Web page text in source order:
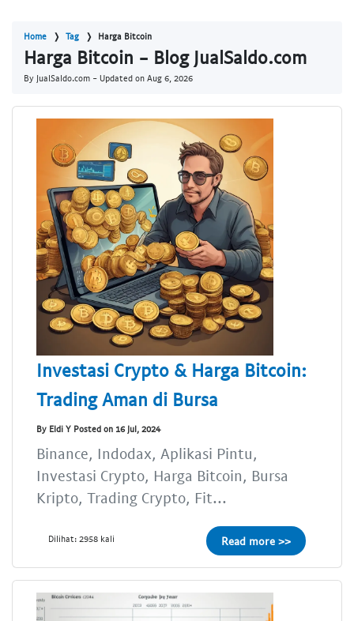
Home Tag Harga Bitcoin
Harga Bitcoin - Blog JualSaldo.com
By JualSaldo.com - Updated on Aug 6, 2026
Investasi Crypto & Harga Bitcoin:
Trading Aman di Bursa
By Eldi Y Posted on 16 Jul, 2024
Binance, Indodax, Aplikasi Pintu,
Investasi Crypto, Harga Bitcoin, Bursa
Kripto, Trading Crypto, Fit...
Dilihat: 2958 kali Read more >>